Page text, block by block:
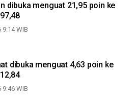
dibuka menguat 21,95 poin ke
9:14 WIB
dibuka menguat 4,63 poin ke
9:46 WIB